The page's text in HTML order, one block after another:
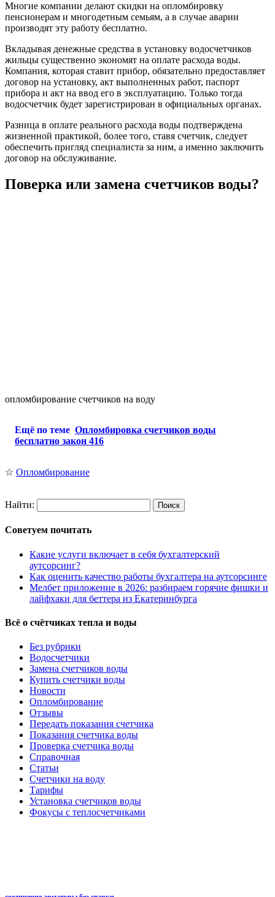
Многие компании делают скидки на опломбировку
пенсионерам и многодетным семьям, а в случае аварии
производят эту работу бесплатно.
Вкладывая денежные средства в установку водосчетчиков
жильцы существенно экономят на оплате расхода воды.
Компания, которая ставит прибор, обязательно предоставляет
договор на установку, акт выполненных работ, паспорт
прибора и акт на ввод его в эксплуатацию. Только тогда
водосчетчик будет зарегистрирован в официальных органах.
Разница в оплате реального расхода воды подтверждена
жизненной практикой, более того, ставя счетчик, следует
обеспечить пригляд специалиста за ним, а именно заключить
договор на обслуживание.
Поверка или замена счетчиков воды?
опломбирование счетчиков на воду
Ещё по теме Опломбировка счетчиков воды
бесплатно закон 416
☆ Опломбирование
Найти:
Советуем почитать
Какие услуги включает в себя бухгалтерский
аутсорсинг?
Как оценить качество работы бухгалтера на аутсорсинге
Мелбет приложение в 2026: разбираем горячие фишки и
лайфхаки для беттера из Екатеринбурга
Всё о счётчиках тепла и воды
Без рубрики
Водосчетчики
Замена счетчиков воды
Купить счетчики воды
Новости
Опломбирование
Отзывы
Передать показания счетчика
Показания счетчика воды
Проверка счетчика воды
Справочная
Статьи
Счетчики на воду
Тарифы
Установка счетчиков воды
Фокусы с теплосчетчиками